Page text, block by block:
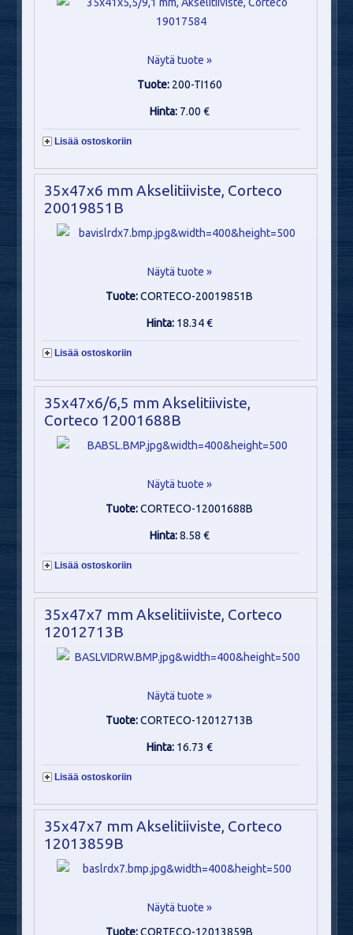
Näytä tuote »
Tuote: 200-TI160
Hinta: 7.00 €
Lisää ostoskoriin
35x47x6 mm Akselitiiviste, Corteco
20019851B
Näytä tuote »
Tuote:CORTECO-20019851B
Hinta: 18.34 €
Lisää ostoskoriin
35x47x6/6,5 mm Akselitiiviste,
Corteco 12001688B
Näytä tuote »
Tuote:CORTECO-12001688B
Hinta:8.58 €
Lisää ostoskoriin
35x47x7 mm Akselitiiviste, Corteco
12012713B
Näytä tuote »
Tuote:CORTECO-12012713B
Hinta: 16.73 €
Lisää ostoskoriin
35x47x7 mm Akselitiiviste, Corteco
12013859B
Näytä tuote »
Tuote:CORTECO-12013859B